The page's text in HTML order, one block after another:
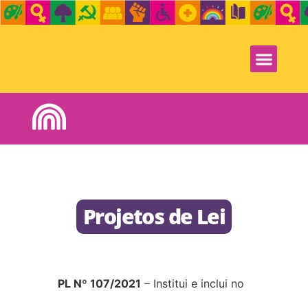
Projetos de Lei
PL Nº 107/2021 – Institui e inclui no